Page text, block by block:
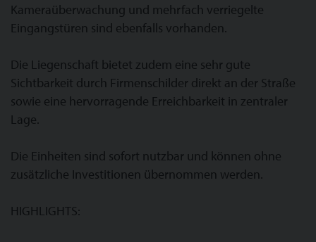
Kameraüberwachung und mehrfach verriegelte
Eingangstüren sind ebenfalls vorhanden.
Die Liegenschaft bietet zudem eine sehr gute
Sichtbarkeit durch Firmenschilder direkt an der Straße
sowie eine hervorragende Erreichbarkeit in zentraler
Lage.
Die Einheiten sind sofort nutzbar und können ohne
zusätzliche Investitionen übernommen werden.
HIGHLIGHTS: